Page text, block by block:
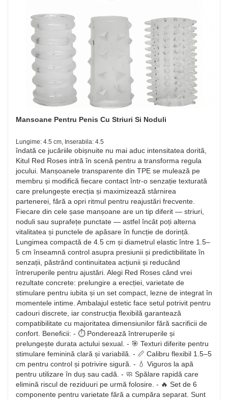
Mansoane Pentru Penis Cu Striuri Si Noduli
Lungime: 4.5 cm, Inserabila: 4.5
îndată ce jucăriile obișnuite nu mai aduc intensitatea dorită,
Kitul Red Roses intră în scenă pentru a transforma regula
jocului. Manșoanele transparente din TPE se mulează pe
membru și modifică fiecare contact într‑o senzație texturată
care prelungește erecția și maximizează stârnirea
partenerei, fără a opri ritmul pentru reajustări frecvente.
Fiecare din cele șase manșoane are un tip diferit — striuri,
noduli sau suprafețe punctate — astfel încât poți alterna
vitalitatea și punctele de apăsare în funcție de dorință.
Lungimea compactă de 4.5 cm și diametrul elastic între 1.5–
5 cm înseamnă control asupra presiunii și predictibilitate în
senzații, păstrând continuitatea acțiunii și reducând
întreruperile pentru ajustări. Alegi Red Roses când vrei
rezultate concrete: prelungire a erecției, varietate de
stimulare pentru iubita și un set compact, lezne de integrat în
momentele intime. Ambalajul estetic face setul potrivit pentru
cadouri discrete, iar construcția flexibilă garantează
compatibilitate cu majoritatea dimensiunilor fără sacrificii de
confort. Beneficii: - ⏱️ Ponderează întreruperile și
prelungește durata actului sexual. - 🎯 Texturi diferite pentru
stimulare feminină clară și variabilă. - 📏 Calibru flexibil 1.5–5
cm pentru control și potrivire sigură. - 💧 Viguros la apă
pentru utilizare în duș sau cadă. - 🧼 Spălare rapidă care
elimină riscul de reziduuri pe urmă folosire. - 🔥 Set de 6
componente pentru varietate fără a cumpăra separat. Sunt